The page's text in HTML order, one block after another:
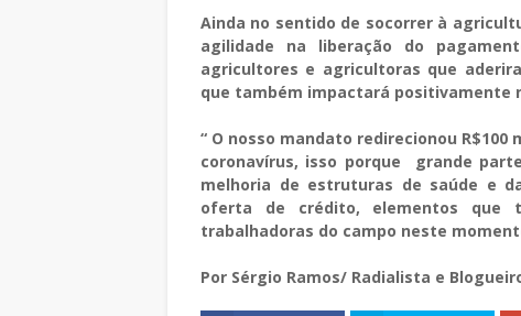
Ainda no sentido de socorrer à
agilidade na liberação do
agricultores e agricultoras que
que também impactará positivamente
“ O nosso mandato redirecionou
coronavírus, isso porque grande
melhoria de estruturas de saúde e
oferta de crédito, elementos que
trabalhadoras do campo neste
Por Sérgio Ramos/ Radialista e